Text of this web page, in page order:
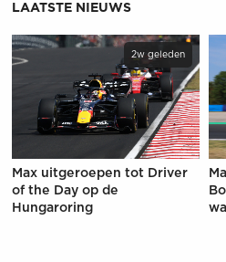
LAATSTE NIEUWS
2w geleden
Max uitgeroepen tot Driver
of the Day op de
Hungaroring